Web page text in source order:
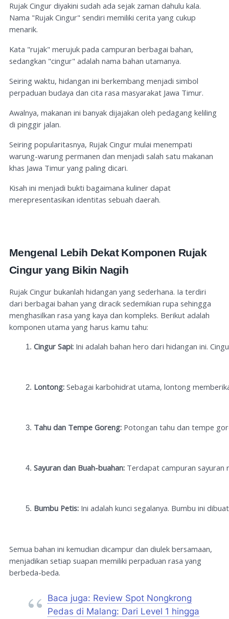
Rujak Cingur diyakini sudah ada sejak zaman dahulu kala.
Nama "Rujak Cingur" sendiri memiliki cerita yang cukup
menarik.
Kata "rujak" merujuk pada campuran berbagai bahan,
sedangkan "cingur" adalah nama bahan utamanya.
Seiring waktu, hidangan ini berkembang menjadi simbol
perpaduan budaya dan cita rasa masyarakat Jawa Timur.
Awalnya, makanan ini banyak dijajakan oleh pedagang keliling
di pinggir jalan.
Seiring popularitasnya, Rujak Cingur mulai menempati
warung-warung permanen dan menjadi salah satu makanan
khas Jawa Timur yang paling dicari.
Kisah ini menjadi bukti bagaimana kuliner dapat
merepresentasikan identitas sebuah daerah.
Mengenal Lebih Dekat Komponen Rujak
Cingur yang Bikin Nagih
Rujak Cingur bukanlah hidangan yang sederhana. Ia terdiri
dari berbagai bahan yang diracik sedemikian rupa sehingga
menghasilkan rasa yang kaya dan kompleks. Berikut adalah
komponen utama yang harus kamu tahu:
Cingur Sapi: Ini adalah bahan hero dari hidangan ini.
Lontong: Sebagai karbohidrat utama, lontong
Tahu dan Tempe Goreng: Potongan tahu dan tempe
Sayuran dan Buah-buahan: Terdapat campuran sayuran
Bumbu Petis: Ini adalah kunci segalanya. Bumbu ini
Semua bahan ini kemudian dicampur dan diulek bersamaan,
menjadikan setiap suapan memiliki perpaduan rasa yang
berbeda-beda.
Baca juga: Review Spot Nongkrong
Pedas di Malang: Dari Level 1 hingga